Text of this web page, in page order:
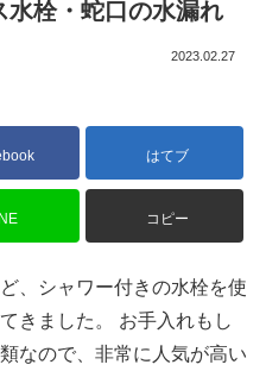
水栓・蛇口の水漏れ
2023.02.27
はてブ
コピー
、シャワー付きの水栓を使
きました。 お手入れもし
なので、非常に人気が高い